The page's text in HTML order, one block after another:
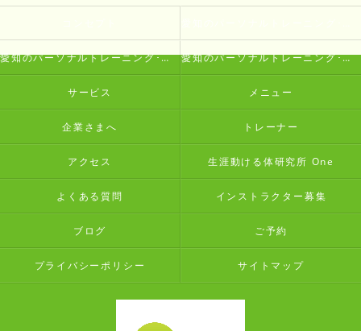
愛知のパーソナルトレーニング･生涯動ける体研究所 Oneの評判 愛知のパーソナルトレーニング･生涯動ける体研究所 Oneのお客様の声
サービス メニュー
企業さまへ トレーナー
アクセス 生涯動ける体研究所 One
よくある質問 インストラクター募集
ブログ ご予約
プライバシーポリシー サイトマップ